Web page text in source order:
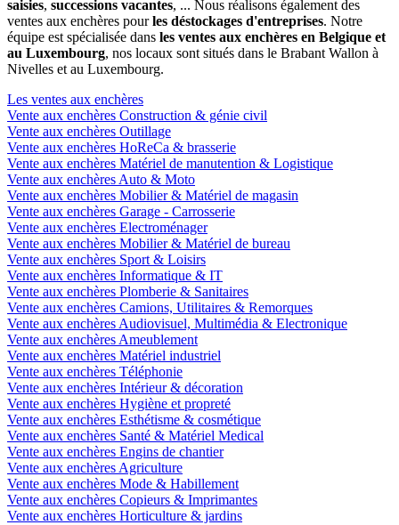
saisies, successions vacantes, ... Nous réalisons également des
ventes aux enchères pourles déstockages d'entreprises. Notre
équipe est spécialisée dans les ventes aux enchères en Belgique et
au Luxembourg, nos locaux sont situés dans le Brabant Wallon à
Nivelles et au Luxembourg.
Les ventes aux enchères
Vente aux enchères Construction & génie civil
Vente aux enchères Outillage
Vente aux enchères HoReCa & brasserie
Vente aux enchères Matériel de manutention & Logistique
Vente aux enchères Auto & Moto
Vente aux enchères Mobilier & Matériel de magasin
Vente aux enchères Garage - Carrosserie
Vente aux enchères Electroménager
Vente aux enchères Mobilier & Matériel de bureau
Vente aux enchères Sport & Loisirs
Vente aux enchères Informatique & IT
Vente aux enchères Plomberie & Sanitaires
Vente aux enchères Camions, Utilitaires & Remorques
Vente aux enchères Audiovisuel, Multimédia & Electronique
Vente aux enchères Ameublement
Vente aux enchères Matériel industriel
Vente aux enchères Téléphonie
Vente aux enchères Intérieur & décoration
Vente aux enchères Hygiène et propreté
Vente aux enchères Esthétisme & cosmétique
Vente aux enchères Santé & Matériel Medical
Vente aux enchères Engins de chantier
Vente aux enchères Agriculture
Vente aux enchères Mode & Habillement
Vente aux enchères Copieurs & Imprimantes
Vente aux enchères Horticulture & jardins